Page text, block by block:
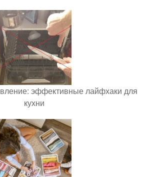
эффективные лайфхаки для
кухни